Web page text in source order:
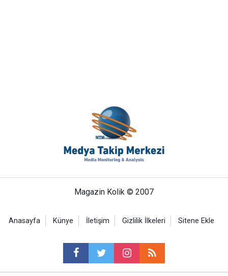
Magazin Kolik © 2007
Anasayfa Künye İletişim Gizlilik İlkeleri Sitene Ekle